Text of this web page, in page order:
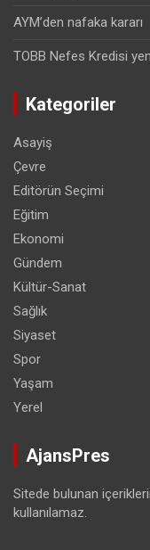
AYM’den nafaka kararı
TOBB Nefes Kredisi
Kategoriler
Asayiş
Çevre
Editörün Seçimi
Eğitim
Ekonomi
Gündem
Kültür-Sanat
Sağlık
Siyaset
Spor
Yaşam
Yerel
AjansPres
Sitede bulunan
kullanılamaz.